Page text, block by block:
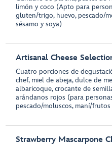
limón y coco (Apto para
gluten/trigo, huevo, pescado/
sésamo y soya)
Artisanal Cheese
Cuatro porciones de
chef, miel de abeja, dulce de
albaricoque, crocante de
arándanos rojos (para
pescado/moluscos, maní/frutos
Strawberry Mascarpone